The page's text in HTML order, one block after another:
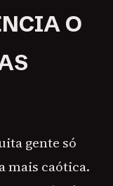
O
gente só
mais caótica.